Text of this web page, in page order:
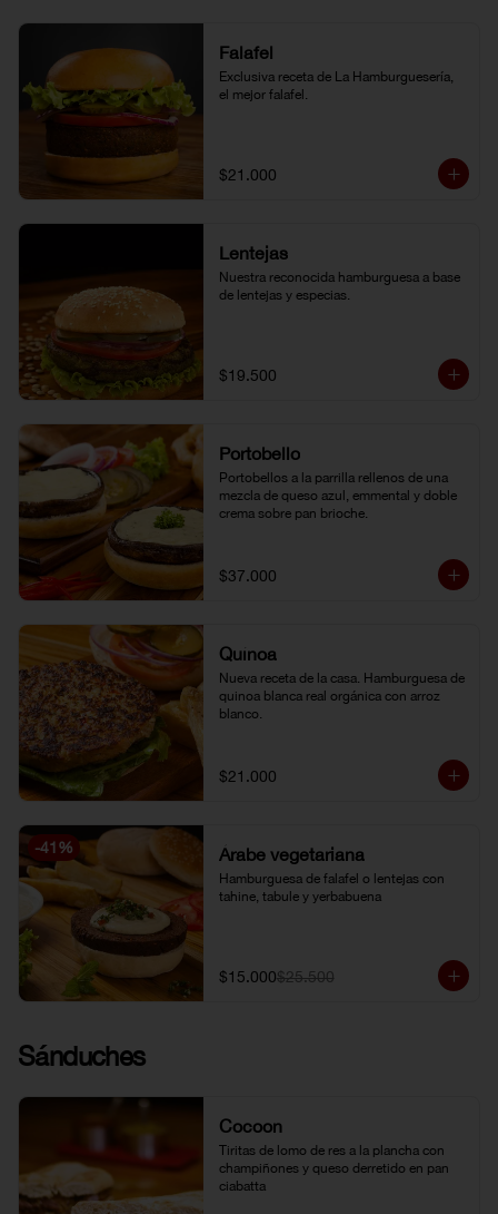
Falafel
Exclusiva receta de La Hamburguesería,
el mejor falafel.
$21.000
Lentejas
Nuestra reconocida hamburguesa a base
de lentejas y especias.
$19.500
Portobello
Portobellos a la parrilla rellenos de una
mezcla de queso azul, emmental y doble
crema sobre pan brioche.
$37.000
Quínoa
Nueva receta de la casa. Hamburguesa de
quinoa blanca real orgánica con arroz
blanco.
$21.000
-41 % Árabe vegetariana
Hamburguesa de falafel o lentejas con
tahine, tabule y yerbabuena
$15.000$25.500
Sánduches
Cocoon
Tiritas de lomo de res a la plancha con
champiñones y queso derretido en pan
ciabatta